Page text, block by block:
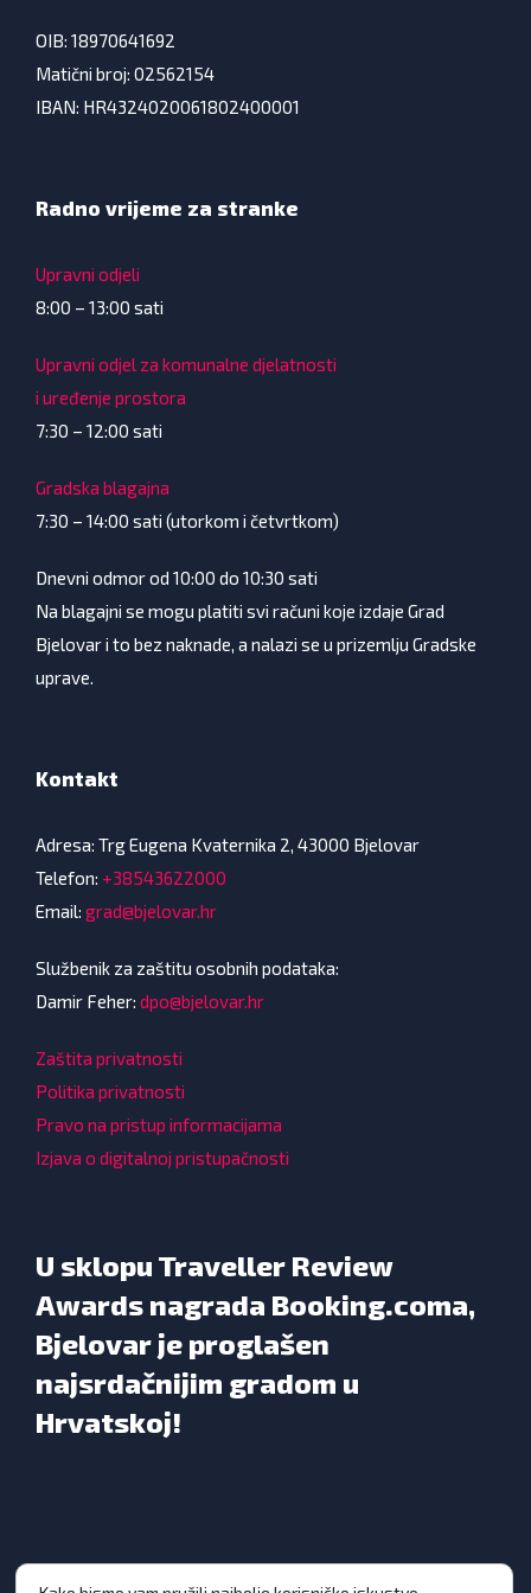
OIB: 18970641692
Matični broj: 02562154
IBAN: HR4324020061802400001
Radno vrijeme za stranke
Upravni odjeli
8:00 – 13:00 sati
Upravni odjel za komunalne djelatnosti
i uređenje prostora
7:30 – 12:00 sati
Gradska blagajna
7:30 – 14:00 sati (utorkom i četvrtkom)
Dnevni odmor od 10:00 do 10:30 sati
Na blagajni se mogu platiti svi računi koje izdaje Grad
Bjelovar i to bez naknade, a nalazi se u prizemlju Gradske
uprave.
Kontakt
Adresa: Trg Eugena Kvaternika 2, 43000 Bjelovar
Telefon: +38543622000
Email: grad@bjelovar.hr
Službenik za zaštitu osobnih podataka:
Damir Feher: dpo@bjelovar.hr
Zaštita privatnosti
Politika privatnosti
Pravo na pristup informacijama
Izjava o digitalnoj pristupačnosti
U sklopu Traveller Review
Awards nagrada Booking.coma,
Bjelovar je proglašen
najsrdačnijim gradom u
Hrvatskoj!